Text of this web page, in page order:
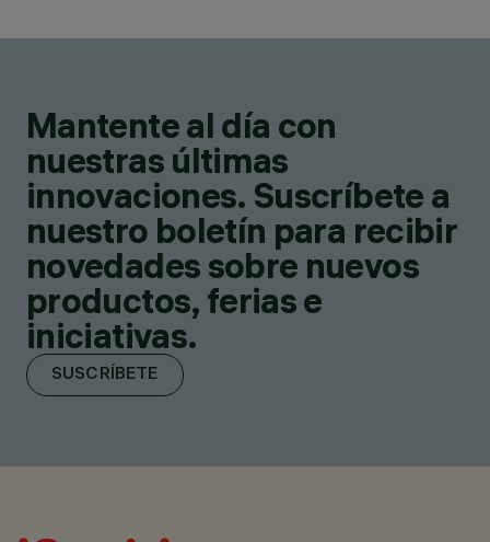
Mantente al día con
nuestras últimas
innovaciones. Suscríbete a
nuestro boletín para recibir
novedades sobre nuevos
productos, ferias e
iniciativas.
SUSCRÍBETE